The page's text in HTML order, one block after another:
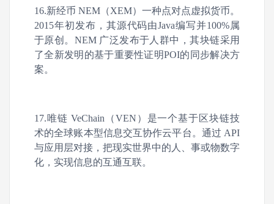
16.新经币 NEM（XEM）一种点对点虚拟货币。
2015年初发布，其源代码由Java编写并100%属
于原创。NEM 广泛发布于人群中，其块链采用
了全新发明的基于重要性证明POI的同步解决方
案。
17.唯链 VeChain（VEN）是一个基于区块链技
术的全球账本型信息交互协作云平台。通过 API
与应用层对接，把现实世界中的人、事或物数字
化，实现信息的互通互联。